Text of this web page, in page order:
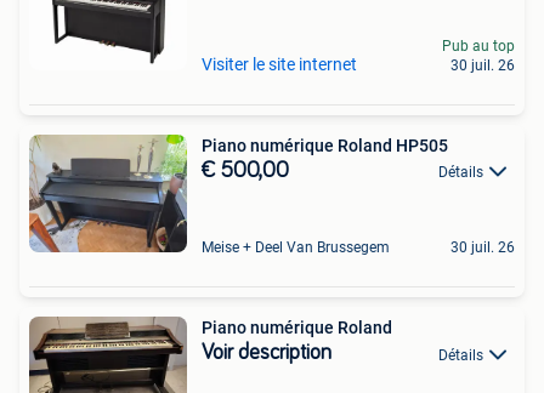
Visiter le site internet
Pub au top
30 juil. 26
Piano numérique Roland HP505
€ 500,00 Détails
Meise + Deel Van Brussegem 30 juil. 26
Piano numérique Roland
Voir description Détails